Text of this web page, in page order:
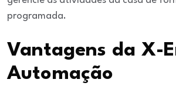
programada.
Vantagens da X-
Automação